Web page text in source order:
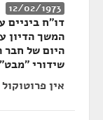
12/02/1973
דו"ח ביניים
המשך הדיון
היום של חבר
שידורי "מבט"
אין פרוטוקול